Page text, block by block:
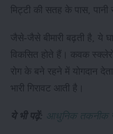
मिट्टी की सतह के पास,
जैसे-जैसे बीमारी बढ़ती है, ये
विकसित होते हैं। कवक
रोग के बने रहने में योगदान
भारी गिरावट आती है।
ये भी पढ़ें: आधुनिक तकनीक से